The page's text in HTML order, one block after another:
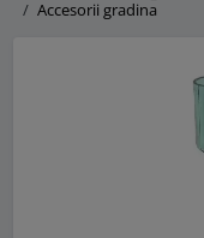
Accesorii gradina